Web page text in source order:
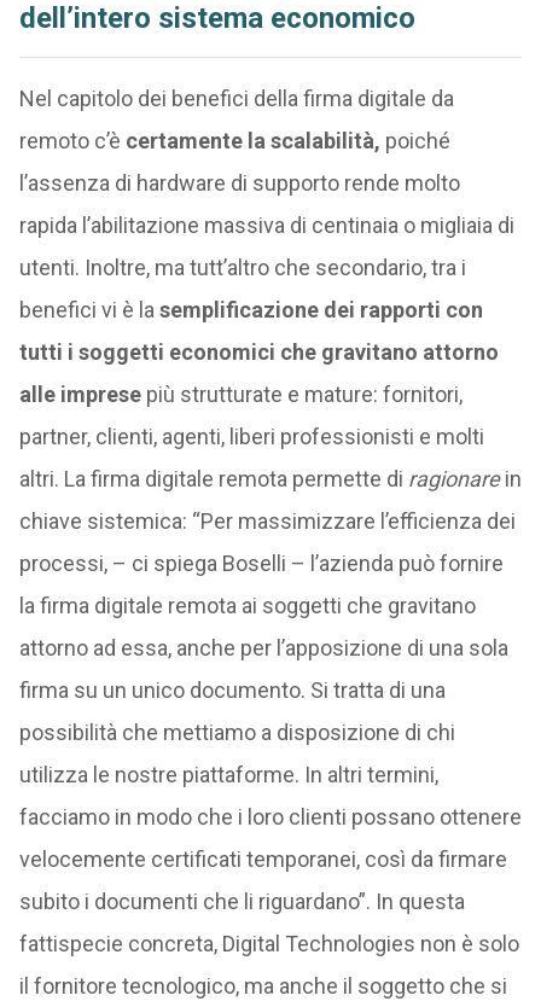
dell’intero sistema economico
Nel capitolo dei benefici della firma digitale da
remoto c’è certamente la scalabilità, poiché
l’assenza di hardware di supporto rende molto
rapida l’abilitazione massiva di centinaia o migliaia di
utenti. Inoltre, ma tutt’altro che secondario, tra i
benefici vi è la semplificazione dei rapporti con
tutti i soggetti economici che gravitano attorno
alle impresepiù strutturate e mature: fornitori,
partner, clienti, agenti, liberi professionisti e molti
altri. La firma digitale remota permette di ragionarein
chiave sistemica: “Per massimizzare l’efficienza dei
processi, – ci spiega Boselli – l’azienda può fornire
la firma digitale remota ai soggetti che gravitano
attorno ad essa, anche per l’apposizione di una sola
firma su un unico documento. Si tratta di una
possibilità che mettiamo a disposizione di chi
utilizza le nostre piattaforme. In altri termini,
facciamo in modo che i loro clienti possano ottenere
velocemente certificati temporanei, così da firmare
subito i documenti che li riguardano”. In questa
fattispecie concreta, Digital Technologies non è solo
il fornitore tecnologico, ma anche il soggetto che si